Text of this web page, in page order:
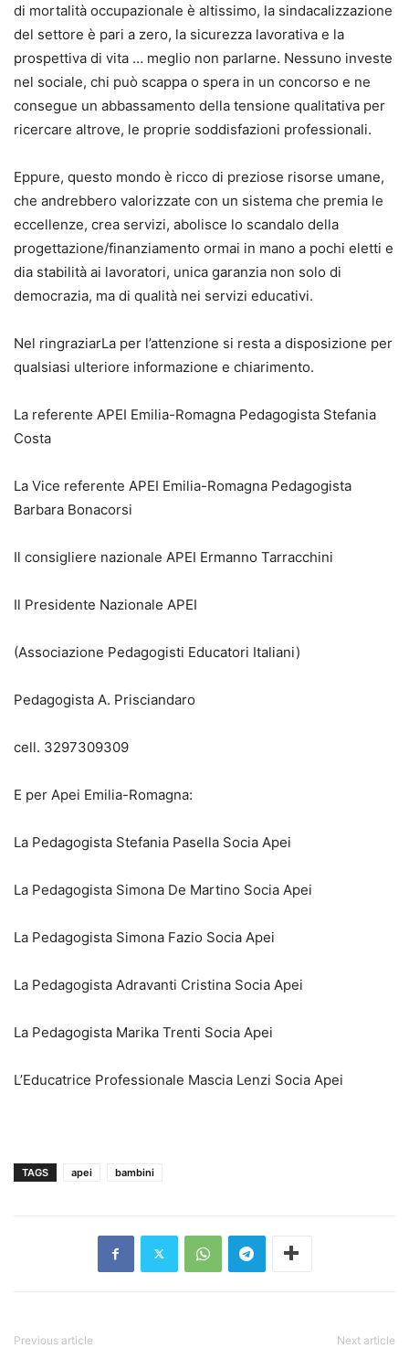
di mortalità occupazionale è altissimo, la sindacalizzazione
del settore è pari a zero, la sicurezza lavorativa e la
prospettiva di vita … meglio non parlarne. Nessuno investe
nel sociale, chi può scappa o spera in un concorso e ne
consegue un abbassamento della tensione qualitativa per
ricercare altrove, le proprie soddisfazioni professionali.
Eppure, questo mondo è ricco di preziose risorse umane,
che andrebbero valorizzate con un sistema che premia le
eccellenze, crea servizi, abolisce lo scandalo della
progettazione/finanziamento ormai in mano a pochi eletti e
dia stabilità ai lavoratori, unica garanzia non solo di
democrazia, ma di qualità nei servizi educativi.
Nel ringraziarLa per l’attenzione si resta a disposizione per
qualsiasi ulteriore informazione e chiarimento.
La referente APEI Emilia-Romagna Pedagogista Stefania
Costa
La Vice referente APEI Emilia-Romagna Pedagogista
Barbara Bonacorsi
Il consigliere nazionale APEI Ermanno Tarracchini
Il Presidente Nazionale APEI
(Associazione Pedagogisti Educatori Italiani)
Pedagogista A. Prisciandaro
cell. 3297309309
E per Apei Emilia-Romagna:
La Pedagogista Stefania Pasella Socia Apei
La Pedagogista Simona De Martino Socia Apei
La Pedagogista Simona Fazio Socia Apei
La Pedagogista Adravanti Cristina Socia Apei
La Pedagogista Marika Trenti Socia Apei
L’Educatrice Professionale Mascia Lenzi Socia Apei
TAGS apei bambini
Previous article Next article